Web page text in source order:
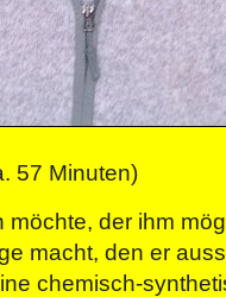
57 Minuten)
der ihm
macht, den er
chemisch-